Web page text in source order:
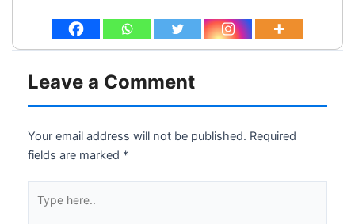
Leave a Comment
Your email address will not be published. Required
fields are marked *
here..